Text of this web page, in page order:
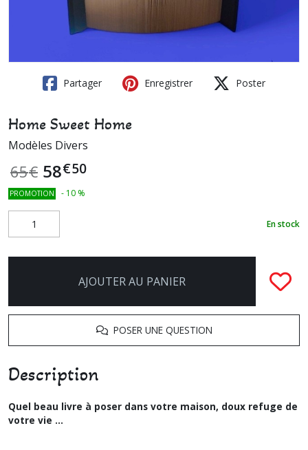
Partager Enregistrer Poster
Home Sweet Home
Modèles Divers
65€ 58€50
PROMOTION - 10 %
En stock
AJOUTER AU PANIER
POSER UNE QUESTION
Description
Quel beau livre à poser dans votre maison, doux refuge de
votre vie ...